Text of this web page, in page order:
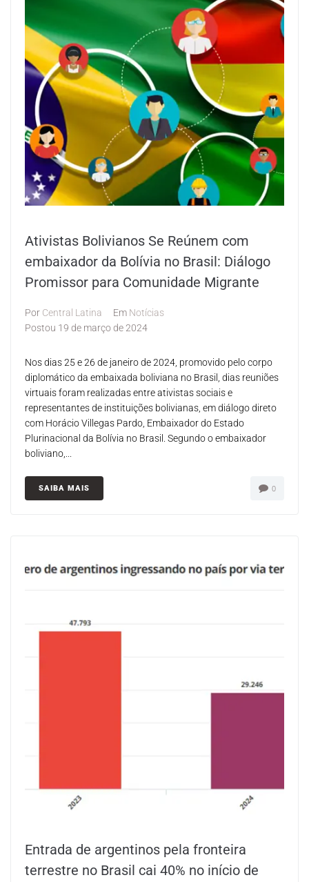
Ativistas Bolivianos Se Reúnem com
embaixador da Bolívia no Brasil: Diálogo
Promissor para Comunidade Migrante
Por Central Latina Em Notícias
Postou 19 de março de 2024
Nos dias 25 e 26 de janeiro de 2024, promovido pelo corpo
diplomático da embaixada boliviana no Brasil, dias reuniões
virtuais foram realizadas entre ativistas sociais e
representantes de instituições bolivianas, em diálogo direto
com Horácio Villegas Pardo, Embaixador do Estado
Plurinacional da Bolívia no Brasil. Segundo o embaixador
boliviano,...
SAIBA MAIS 0
Entrada de argentinos pela fronteira
terrestre no Brasil cai 40% no início de